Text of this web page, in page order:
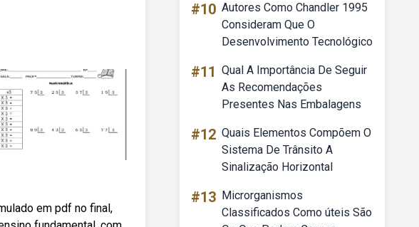
em pdf no final,
#10 Autores Como Chandler 1995
Consideram Que O
Desenvolvimento Tecnológico
#11 Qual A Importância De Seguir
As Recomendações
Presentes Nas Embalagens
#12 Quais Elementos Compõem O
Sistema De Trânsito A
Sinalização Horizontal
#13 Microrganismos
Classificados Como úteis São